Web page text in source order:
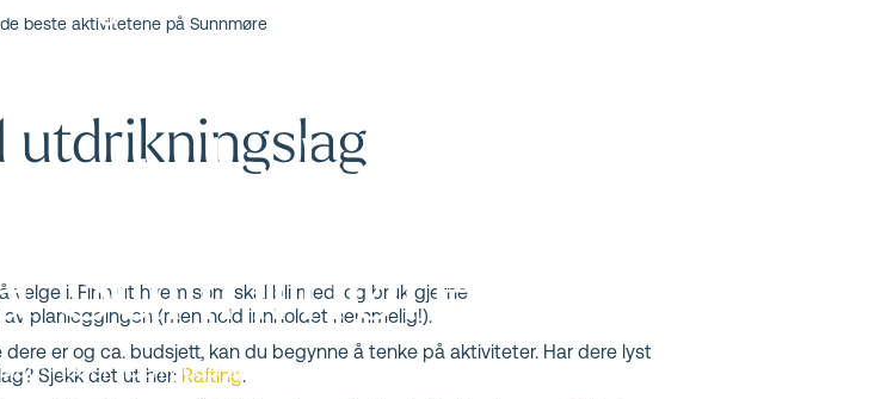
Ålesund og
de beste
Sunnmøre
Her er noen gode tips for å hjelpe deg i
beste aktivitetene på Sunnmøre
i. Finn ut hvem som skal bli med, og bruk gjerne
planleggingen (men hold innholdet hemmelig!).
er og ca. budsjett, kan du begynne å tenke på aktiviteter. Har dere lyst
Sjekk det ut her: Rafting.